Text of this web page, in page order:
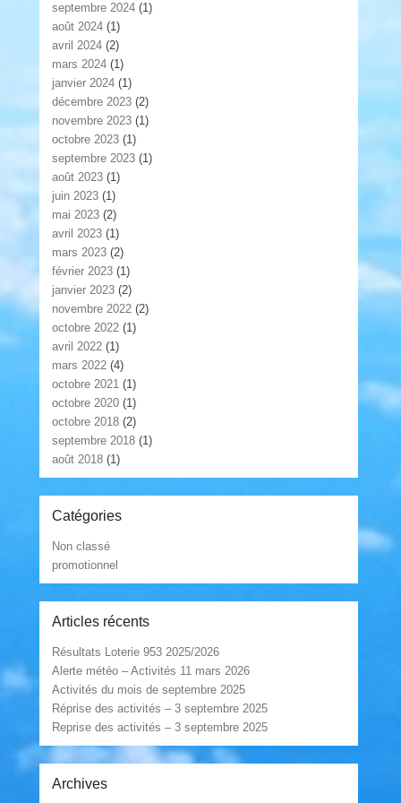
septembre 2024 (1)
août 2024 (1)
avril 2024 (2)
mars 2024 (1)
janvier 2024 (1)
décembre 2023 (2)
novembre 2023 (1)
octobre 2023 (1)
septembre 2023 (1)
août 2023 (1)
juin 2023 (1)
mai 2023 (2)
avril 2023 (1)
mars 2023 (2)
février 2023 (1)
janvier 2023 (2)
novembre 2022 (2)
octobre 2022 (1)
avril 2022 (1)
mars 2022 (4)
octobre 2021 (1)
octobre 2020 (1)
octobre 2018 (2)
septembre 2018 (1)
août 2018 (1)
Catégories
Non classé
promotionnel
Articles récents
Résultats Loterie 953 2025/2026
Alerte météo – Activités 11 mars 2026
Activités du mois de septembre 2025
Réprise des activités – 3 septembre 2025
Reprise des activités – 3 septembre 2025
Archives